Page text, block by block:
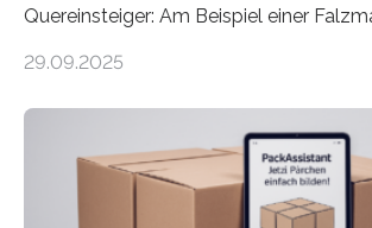
Quereinsteiger: Am Beispiel einer
Mensch-Maschine-Schnittstelle so sehr
Die zugrunde liegende Methodik lässt
anderen Maschinen übertragen. Eine
umzurüsten ist ein Job für echte Profis.
Maschine faltet in Druckereien
29.09.2025